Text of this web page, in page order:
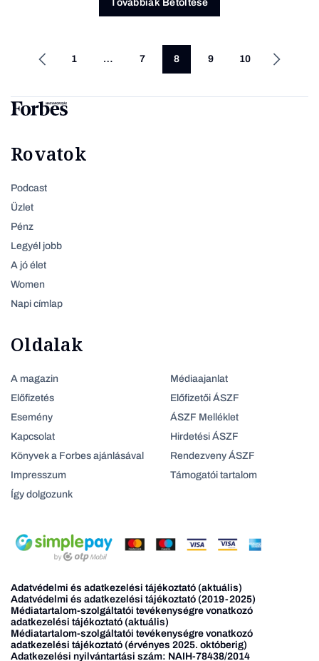
Továbbiak Betöltése
1 … 7 8 9 10
Rovatok
Podcast
Üzlet
Pénz
Legyél jobb
A jó élet
Women
Napi címlap
Oldalak
A magazin
Előfizetés
Esemény
Kapcsolat
Könyvek a Forbes ajánlásával
Impresszum
Így dolgozunk
Médiaajanlat
Előfizetői ÁSZF
ÁSZF Melléklet
Hirdetési ÁSZF
Rendezveny ÁSZF
Támogatói tartalom
Adatvédelmi és adatkezelési tájékoztató (aktuális)
Adatvédelmi és adatkezelési tájékoztató (2019-2025)
Médiatartalom-szolgáltatói tevékenységre vonatkozó
adatkezelési tájékoztató (aktuális)
Médiatartalom-szolgáltatói tevékenységre vonatkozó
adatkezelési tájékoztató (érvényes 2025. októberig)
Adatkezelési nyilvántartási szám: NAIH-78438/2014